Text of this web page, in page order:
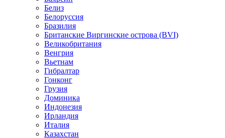
Белиз
Белоруссия
Бразилия
Британские Виргинские острова (BVI)
Великобритания
Венгрия
Вьетнам
Гибралтар
Гонконг
Грузия
Доминика
Индонезия
Ирландия
Италия
Казахстан